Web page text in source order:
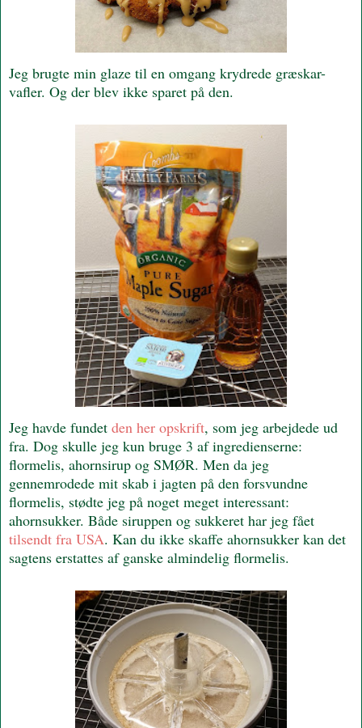
Jeg brugte min glaze til en omgang krydrede græskar-
vafler. Og der blev ikke sparet på den.
Jeg havde fundet den her opskrift, som jeg arbejdede ud
fra. Dog skulle jeg kun bruge 3 af ingredienserne:
flormelis, ahornsirup og SMØR. Men da jeg
gennemrodede mit skab i jagten på den forsvundne
flormelis, stødte jeg på noget meget interessant:
ahornsukker. Både siruppen og sukkeret har jeg fået
tilsendt fra USA. Kan du ikke skaffe ahornsukker kan det
sagtens erstattes af ganske almindelig flormelis.